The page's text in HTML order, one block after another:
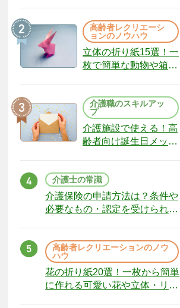
（22）
高齢者レクリエーシ
ョンのノウハウ
立体の折り紙15選！一
枚で簡単な動物や箱、
介護職のスキルアッ
プ
介護施設で使える！高
齢者向け誕生日メッセ
介護士の常識
介護保険の申請方法は？条件や
必要なもの・認定を受けられな
高齢者レクリエーションのノウ
ハウ
花の折り紙20選！一枚から簡単
に作れる可愛い花や立体・リー